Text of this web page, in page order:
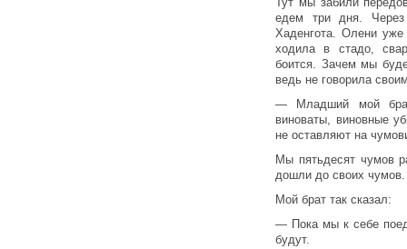
едем три дня.
Хаденгота. Олени
ходила в стадо,
боится. Зачем мы
ведь не говорила
— Младший мой
виноваты, виновные
не оставляют на
Мы пятьдесят чумов
дошли до своих
Мой брат так сказал:
— Пока мы к себе
будут.